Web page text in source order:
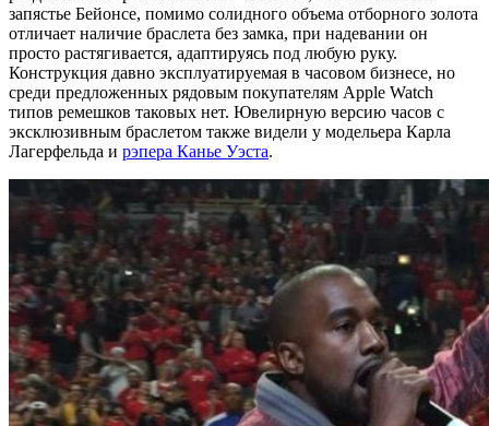
запястье Бейонсе, помимо солидного объема отборного золота
отличает наличие браслета без замка, при надевании он
просто растягивается, адаптируясь под любую руку.
Конструкция давно эксплуатируемая в часовом бизнесе, но
среди предложенных рядовым покупателям Apple Watch
типов ремешков таковых нет. Ювелирную версию часов с
эксклюзивным браслетом также видели у модельера Карла
Лагерфельда и рэпера Канье Уэста.